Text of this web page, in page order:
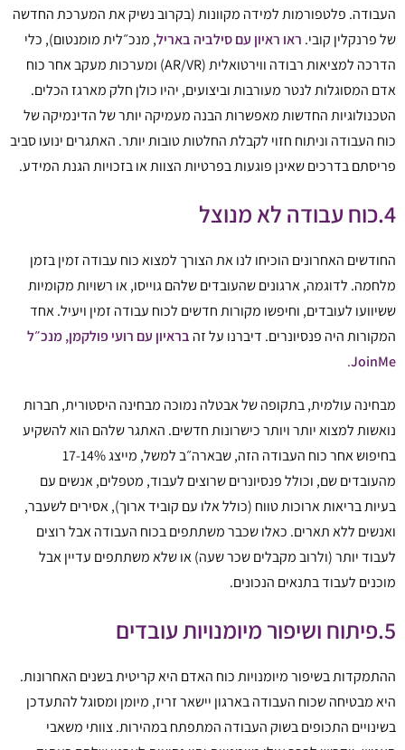
העבודה. פלטפורמות למידה מקוונות (בקרוב נשיק את המערכת החדשה
של פרנקלין קובי. ראו ראיון עם סילביה באריל, מנכ״לית מומנטום), כלי
הדרכה למציאות רבודה ווירטואלית (AR/VR) ומערכות מעקב אחר כוח
אדם המסוגלות לנטר מעורבות וביצועים, יהיו כולן חלק מארגז הכלים.
הטכנולוגיות החדשות מאפשרות הבנה מעמיקה יותר של הדינמיקה של
כוח העבודה וניתוח חזוי לקבלת החלטות טובות יותר. האתגרים ינועו סביב
פריסתם בדרכים שאינן פוגעות בפרטיות הצוות או בזכויות הגנת המידע.
4.כוח עבודה לא מנוצל
החודשים האחרונים הוכיחו לנו את הצורך למצוא כוח עבודה זמין בזמן
מלחמה. לדוגמה, ארגונים שהעובדים שלהם גוייסו, או רשויות מקומיות
ששיוועו לעובדים, וחיפשו מקורות חדשים לכוח עבודה זמין ויעיל. אחד
המקורות היה פנסיונרים. דיברנו על זה בראיון עם רועי פולקמן, מנכ״ל
JoinMe
.
מבחינה עולמית, בתקופה של אבטלה נמוכה מבחינה היסטורית, חברות
נואשות למצוא יותר ויותר כישרונות חדשים. האתגר שלהם הוא להשקיע
בחיפוש אחר כוח העבודה הזה, שבארה״ב למשל, מייצג 17-14%
מהעובדים שם, וכולל פנסיונרים שרוצים לעבוד, מטפלים, אנשים עם
בעיות בריאות ארוכות טווח (כולל אלו עם קוביד ארוך), אסירים לשעבר,
ואנשים ללא תארים. כאלו שכבר משתתפים בכוח העבודה אבל רוצים
לעבוד יותר (ולרוב מקבלים שכר שעה) או שלא משתתפים עדיין אבל
מוכנים לעבוד בתנאים הנכונים.
5.פיתוח ושיפור מיומנויות עובדים
ההתמקדות בשיפור מיומנויות כוח האדם היא קריטית בשנים האחרונות.
היא מבטיחה שכוח העבודה בארגון יישאר זריז, מיומן ומסוגל להתעדכן
בשינויים התכופים בשוק העבודה המתפתח במהירות. צוותי משאבי